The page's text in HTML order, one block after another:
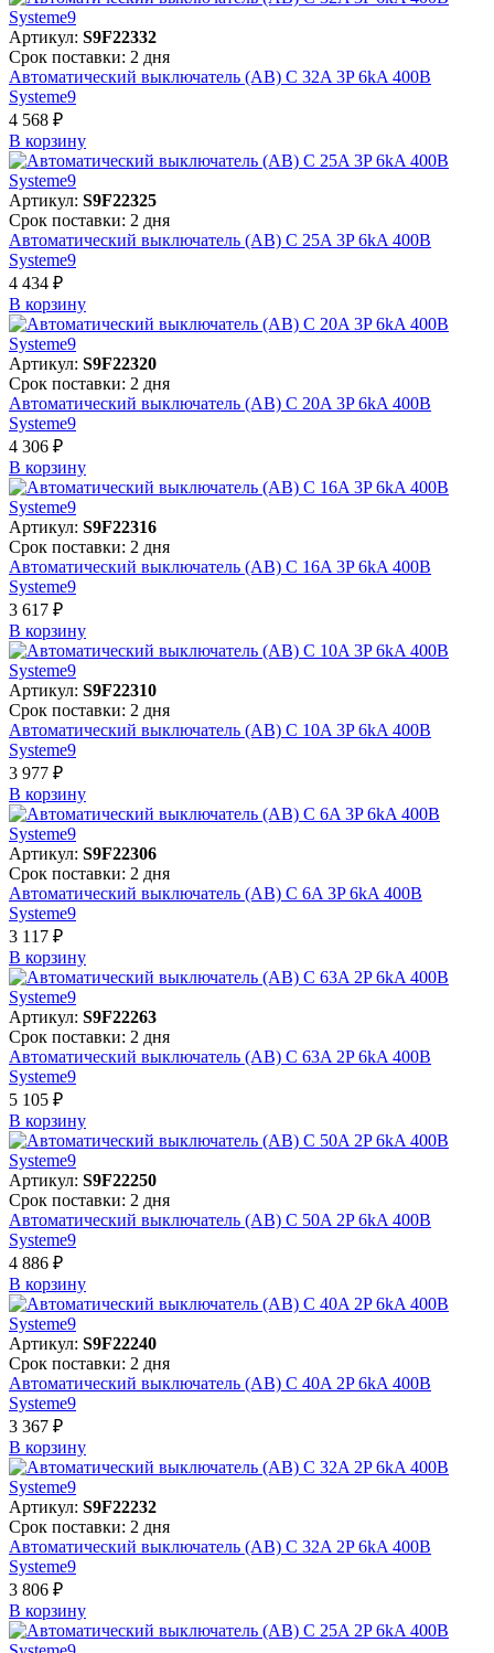
Артикул: S9F22332
Срок поставки: 2 дня
Автоматический выключатель (АВ) C 32A 3P 6kA 400В
Systeme9
4 568 ₽
В корзинy
Артикул: S9F22325
Срок поставки: 2 дня
Автоматический выключатель (АВ) C 25A 3P 6kA 400В
Systeme9
4 434 ₽
В корзинy
Артикул: S9F22320
Срок поставки: 2 дня
Автоматический выключатель (АВ) C 20A 3P 6kA 400В
Systeme9
4 306 ₽
В корзинy
Артикул: S9F22316
Срок поставки: 2 дня
Автоматический выключатель (АВ) C 16A 3P 6kA 400В
Systeme9
3 617 ₽
В корзинy
Артикул: S9F22310
Срок поставки: 2 дня
Автоматический выключатель (АВ) C 10A 3P 6kA 400В
Systeme9
3 977 ₽
В корзинy
Артикул: S9F22306
Срок поставки: 2 дня
Автоматический выключатель (АВ) C 6A 3P 6kA 400В
Systeme9
3 117 ₽
В корзинy
Артикул: S9F22263
Срок поставки: 2 дня
Автоматический выключатель (АВ) C 63A 2P 6kA 400В
Systeme9
5 105 ₽
В корзинy
Артикул: S9F22250
Срок поставки: 2 дня
Автоматический выключатель (АВ) C 50A 2P 6kA 400В
Systeme9
4 886 ₽
В корзинy
Артикул: S9F22240
Срок поставки: 2 дня
Автоматический выключатель (АВ) C 40A 2P 6kA 400В
Systeme9
3 367 ₽
В корзинy
Артикул: S9F22232
Срок поставки: 2 дня
Автоматический выключатель (АВ) C 32A 2P 6kA 400В
Systeme9
3 806 ₽
В корзинy